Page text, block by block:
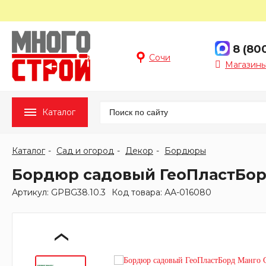
Сочи
8
Каталог
Каталог Сад и огород Декор Бордюры
Бордюр садовый
Артикул: GPBG38.10.3 Код товара: АА-016080
‹